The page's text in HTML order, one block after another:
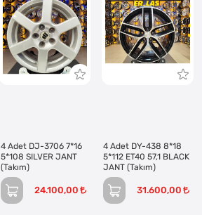
4 Adet DJ-3706 7*16
5*108 SILVER JANT
(Takım)
24.100,00
4 Adet DY-438 8*18
5*112 ET40 57,1 BLACK
JANT (Takım)
31.600,00